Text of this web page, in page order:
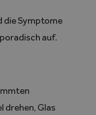
die Symptome
auf.
drehen, Glas